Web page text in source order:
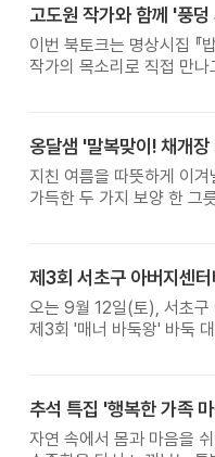
고도원 작가와 함께 '풍
이번 북토크는 명상시집 『
작가의 목소리로 직접 만
옹달샘 '말복맞이! 채개장
지친 여름을 따뜻하게 이겨
가득한 두 가지 보양 한 그
오는 9월 12일(토), 서초구
제3회 '매너 바둑왕' 바둑
추석 특집 '행복한 가족
자연 속에서 몸과 마음을